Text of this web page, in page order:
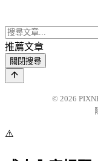
推薦文章
關閉搜尋
© 2026
⚠️